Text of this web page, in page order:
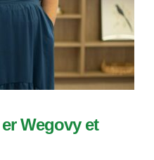
Wegovy et